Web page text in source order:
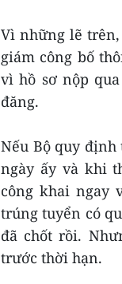
Vì những lẽ trên,
giám công bố
vì hồ sơ nộp
đăng.
Nếu Bộ quy định
ngày ấy và khi
công khai ngay
trúng tuyển có
đã chốt rồi.
trước thời hạn.